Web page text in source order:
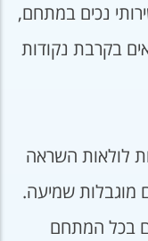
נכים במתחם,
בקרבת נקודות
לולאות השראה
מוגבלות שמיעה.
בכל המתחם